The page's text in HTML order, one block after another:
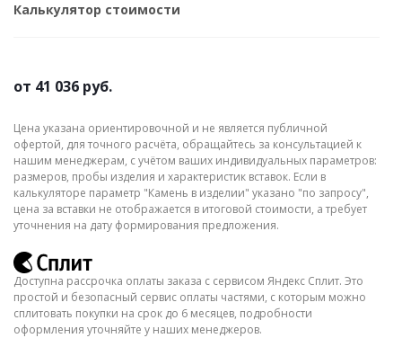
Калькулятор стоимости
от 41 036 руб.
Цена указана ориентировочной и не является публичной
офертой, для точного расчёта, обращайтесь за консультацией к
нашим менеджерам, с учётом ваших индивидуальных параметров:
размеров, пробы изделия и характеристик вставок. Если в
калькуляторе параметр "Камень в изделии" указано "по запросу",
цена за вставки не отображается в итоговой стоимости, а требует
уточнения на дату формирования предложения.
Доступна рассрочка оплаты заказа с сервисом Яндекс Сплит. Это
простой и безопасный сервис оплаты частями, с которым можно
сплитовать покупки на срок до 6 месяцев, подробности
оформления уточняйте у наших менеджеров.